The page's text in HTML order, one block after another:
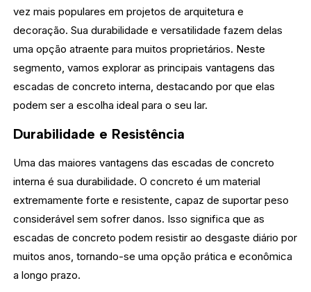
vez mais populares em projetos de arquitetura e
decoração. Sua durabilidade e versatilidade fazem delas
uma opção atraente para muitos proprietários. Neste
segmento, vamos explorar as principais vantagens das
escadas de concreto interna, destacando por que elas
podem ser a escolha ideal para o seu lar.
Durabilidade e Resistência
Uma das maiores vantagens das escadas de concreto
interna é sua durabilidade. O concreto é um material
extremamente forte e resistente, capaz de suportar peso
considerável sem sofrer danos. Isso significa que as
escadas de concreto podem resistir ao desgaste diário por
muitos anos, tornando-se uma opção prática e econômica
a longo prazo.